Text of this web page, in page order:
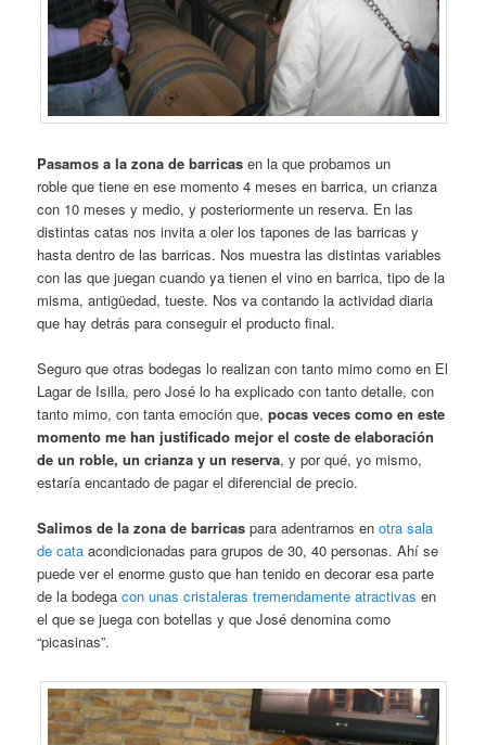
Pasamos a la zona de barricas en la que probamos un
roble que tiene en ese momento 4 meses en barrica, un crianza
con 10 meses y medio, y posteriormente un reserva. En las
distintas catas nos invita a oler los tapones de las barricas y
hasta dentro de las barricas. Nos muestra las distintas variables
con las que juegan cuando ya tienen el vino en barrica, tipo de la
misma, antigüedad, tueste. Nos va contando la actividad diaria
que hay detrás para conseguir el producto final.
Seguro que otras bodegas lo realizan con tanto mimo como en El
Lagar de Isilla, pero José lo ha explicado con tanto detalle, con
tanto mimo, con tanta emoción que,pocas veces como en este
momento me han justificado mejor el coste de elaboración
de un roble, un crianza y un reserva, y por qué, yo mismo,
estaría encantado de pagar el diferencial de precio.
Salimos de la zona de barricas para adentrarnos enotra sala
de cata acondicionadas para grupos de 30, 40 personas. Ahí se
puede ver el enorme gusto que han tenido en decorar esa parte
de la bodegacon unas cristaleras tremendamente atractivas en
el que se juega con botellas y que José denomina como
“picasinas”.